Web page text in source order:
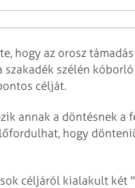
hogy az orosz
szélén
célját.
annak a döntésnek a
hogy
céljáról kialakult két